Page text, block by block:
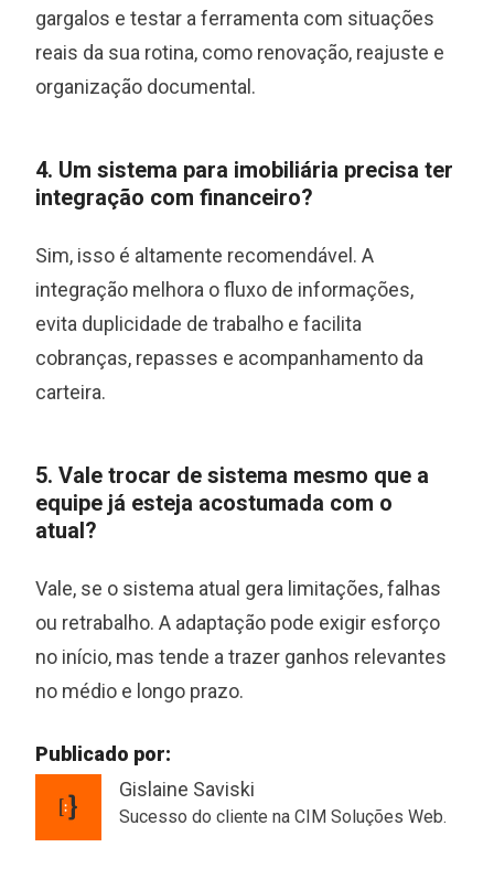
gargalos e testar a ferramenta com situações
reais da sua rotina, como renovação, reajuste e
organização documental.
4. Um sistema para imobiliária precisa ter
integração com financeiro?
Sim, isso é altamente recomendável. A
integração melhora o fluxo de informações,
evita duplicidade de trabalho e facilita
cobranças, repasses e acompanhamento da
carteira.
5. Vale trocar de sistema mesmo que a
equipe já esteja acostumada com o
atual?
Vale, se o sistema atual gera limitações, falhas
ou retrabalho. A adaptação pode exigir esforço
no início, mas tende a trazer ganhos relevantes
no médio e longo prazo.
Publicado por:
Gislaine Saviski
Sucesso do cliente na CIM Soluções Web.